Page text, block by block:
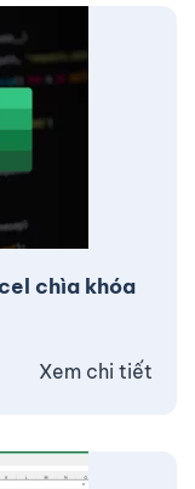
chìa khóa
Xem chi tiết